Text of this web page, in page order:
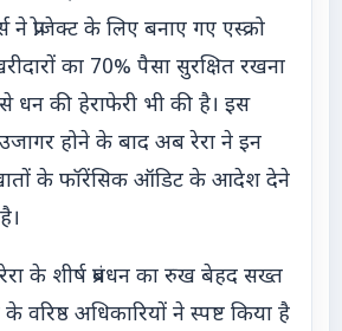
प्रोजेक्ट के लिए बनाए गए एस्क्रो
का 70% पैसा सुरक्षित रखना
से धन की हेराफेरी भी की है। इस
होने के बाद अब रेरा ने इन
के फॉरेंसिक ऑडिट के आदेश देने
के शीर्ष प्रबंधन का रुख बेहद सख्त
वरिष्ठ अधिकारियों ने स्पष्ट किया है